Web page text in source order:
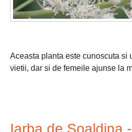
Aceasta planta este cunoscuta si
vietii, dar si de femeile ajunse la
Iarba de Soaldina